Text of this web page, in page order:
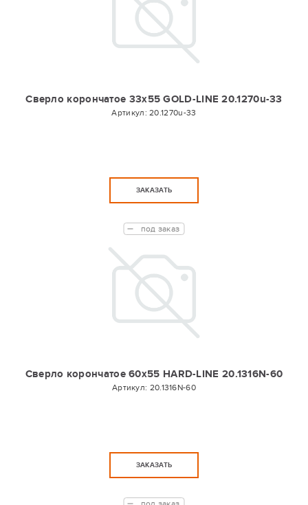
Сверло корончатое 33х55 GOLD-LINE 20.1270u-33
Артикул:20.1270u-33
ЗАКАЗАТЬ
Сверло корончатое 60х55 HARD-LINE 20.1316N-60
Артикул: 20.1316N-60
под заказ
ЗАКАЗАТЬ